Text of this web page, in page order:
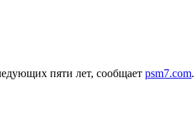
пяти лет, сообщает psm7.com.